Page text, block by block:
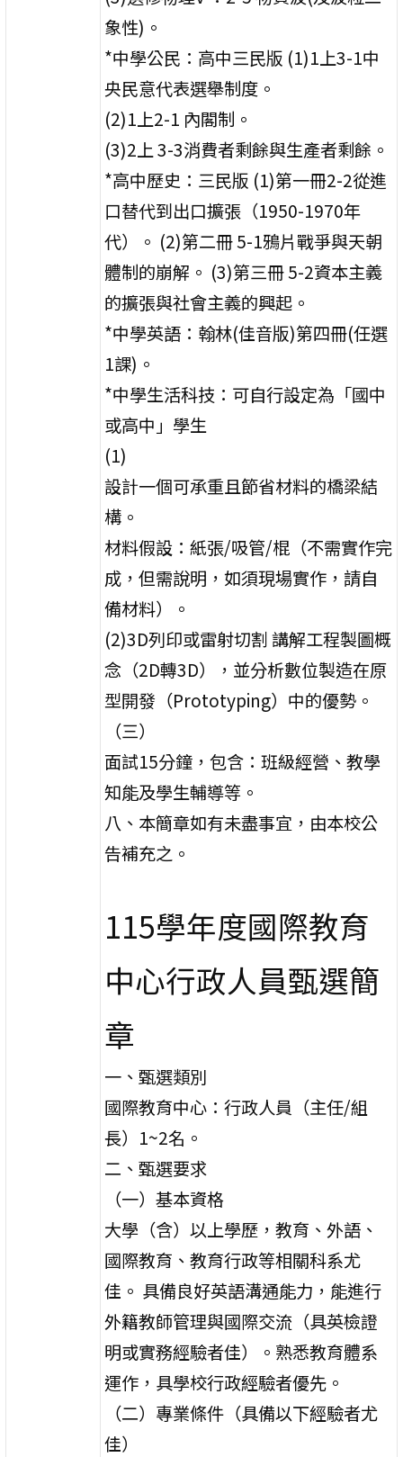
象性)。
*中學公民：高中三民版 (1)1上3-1中
央民意代表選舉制度。
(2)1上2-1 內閣制。
(3)2上 3-3消費者剩餘與生產者剩餘。
*高中歷史：三民版 (1)第一冊2-2從進
口替代到出口擴張（1950-1970年
代）。 (2)第二冊 5-1鴉片戰爭與天朝
體制的崩解。 (3)第三冊 5-2資本主義
的擴張與社會主義的興起。
*中學英語：翰林(佳音版)第四冊(任選
1課)。
*中學生活科技：可自行設定為「國中
或高中」學生
(1)
設計一個可承重且節省材料的橋梁結
構。
材料假設：紙張/吸管/棍（不需實作完
成，但需說明，如須現場實作，請自
備材料）。
(2)3D列印或雷射切割 講解工程製圖概
念（2D轉3D），並分析數位製造在原
型開發（Prototyping）中的優勢。
（三）
面試15分鐘，包含：班級經營、教學
知能及學生輔導等。
八、本簡章如有未盡事宜，由本校公
告補充之。
115學年度國際教育
中心行政人員甄選簡
章
一、甄選類別
國際教育中心：行政人員（主任/組
長）1~2名。
二、甄選要求
（一）基本資格
大學（含）以上學歷，教育、外語、
國際教育、教育行政等相關科系尤
佳。 具備良好英語溝通能力，能進行
外籍教師管理與國際交流（具英檢證
明或實務經驗者佳）。熟悉教育體系
運作，具學校行政經驗者優先。
（二）專業條件（具備以下經驗者尤
佳）